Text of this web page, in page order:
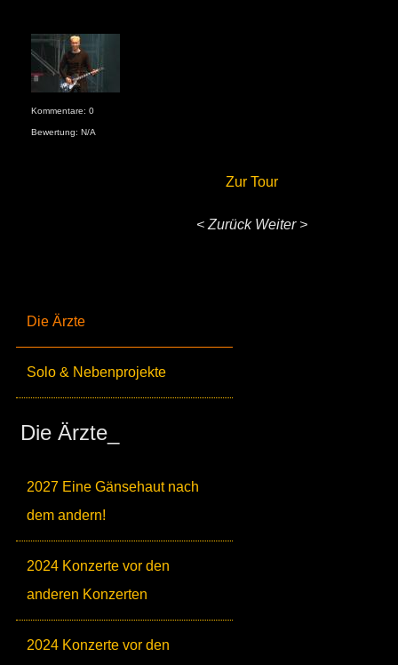
Die Ärzte
Solo & Nebenprojekte
Die Ärzte_
2027 Eine Gänsehaut nach
dem andern!
2024 Konzerte vor den
anderen Konzerten
2024 Konzerte vor den
Kommentare: 0
Bewertung: N/A
Zur Tour
< Zurück Weiter >